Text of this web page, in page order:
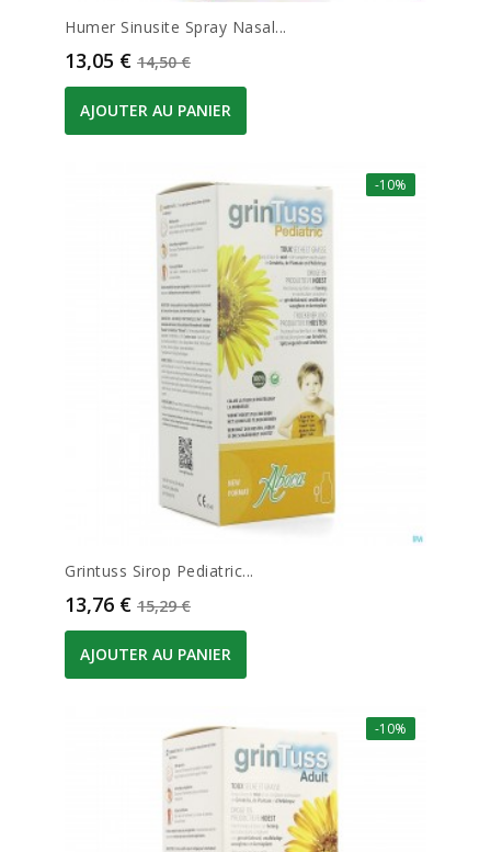
Humer Sinusite Spray Nasal...
Prix
13,05 € Prix de base
14,50 €
AJOUTER AU PANIER
-10%
Grintuss Sirop Pediatric...
Prix
13,76 € Prix de base
15,29 €
AJOUTER AU PANIER
-10%